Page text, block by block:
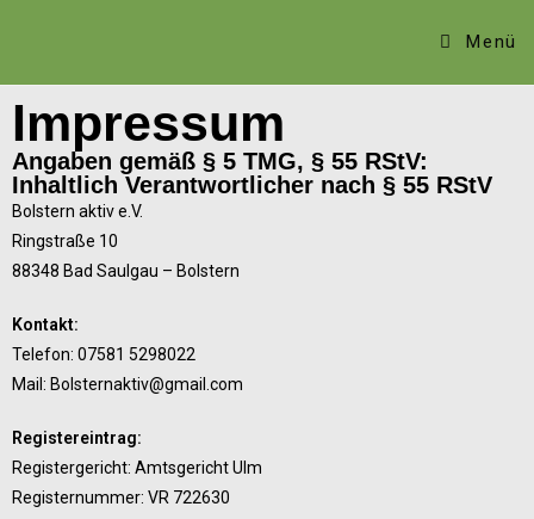
Menü
Impressum
Angaben gemäß § 5 TMG, § 55 RStV:
Inhaltlich Verantwortlicher nach § 55 RStV
Bolstern aktiv e.V.
Ringstraße 10
88348 Bad Saulgau – Bolstern
Kontakt:
Telefon: 07581 5298022
Mail: Bolsternaktiv@gmail.com
Registereintrag:
Registergericht: Amtsgericht Ulm
Registernummer: VR 722630